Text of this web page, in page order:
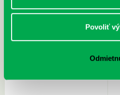
Povoliť
Sprievodca po hviezdnej oblohe